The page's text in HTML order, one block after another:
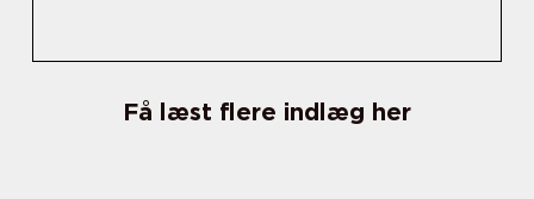
Få læst flere indlæg her